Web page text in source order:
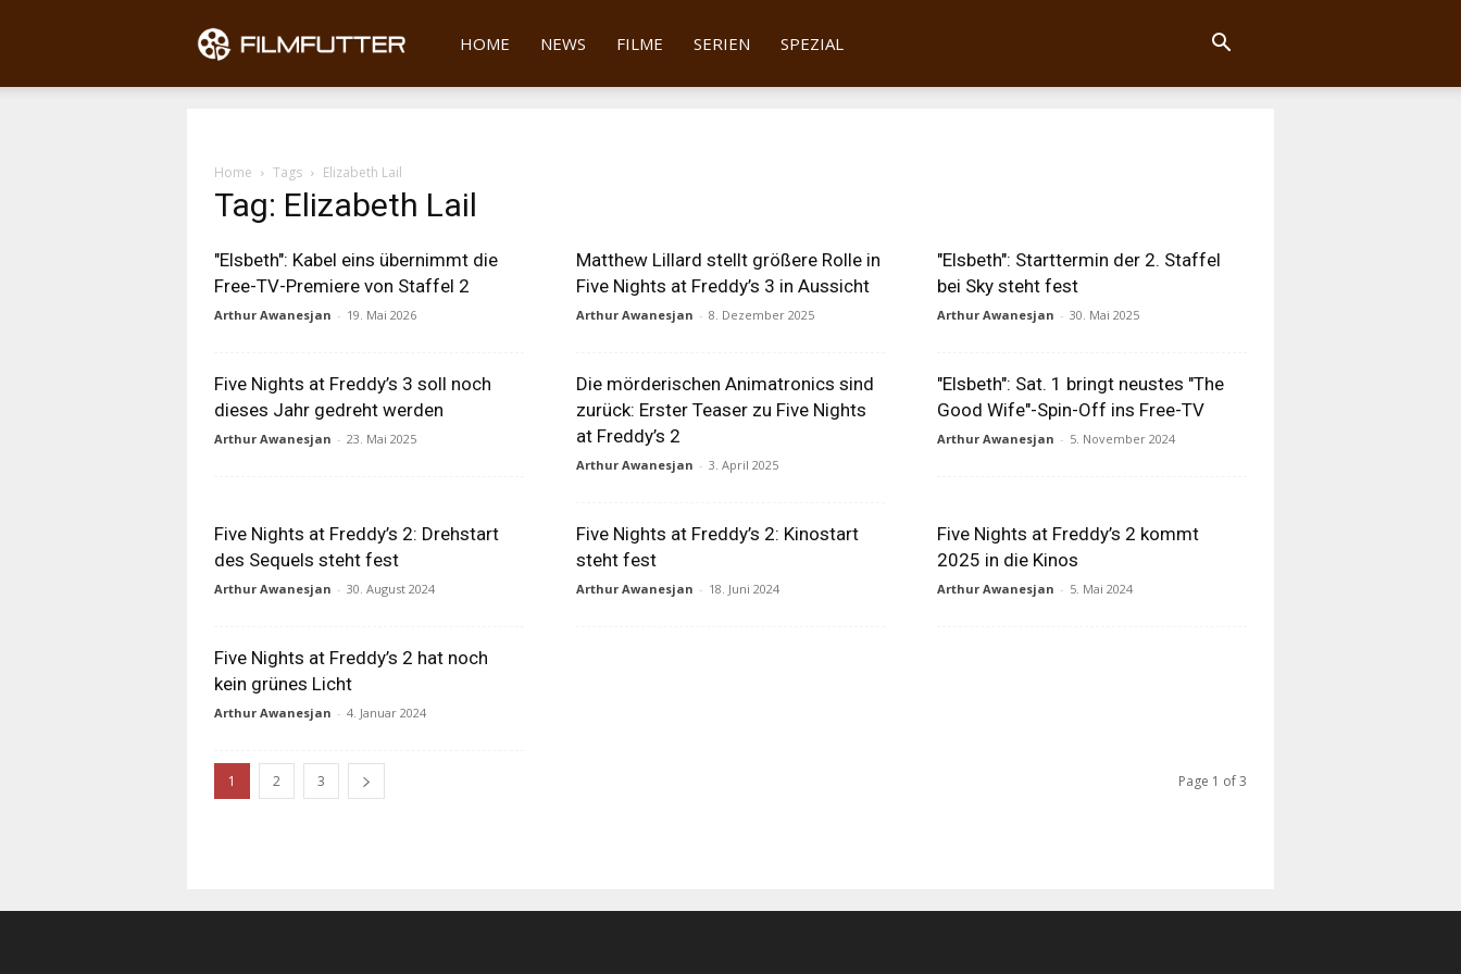
Filmfutter
HOME NEWS FILME SERIEN SPEZIAL
Home Tags Elizabeth Lail
Tag: Elizabeth Lail
"Elsbeth": Kabel eins übernimmt die
Free-TV-Premiere von Staffel 2
Arthur Awanesjan - 19. Mai 2026
Matthew Lillard stellt größere Rolle in
Five Nights at Freddy’s 3 in Aussicht
Arthur Awanesjan - 8. Dezember 2025
"Elsbeth": Starttermin der 2. Staffel
bei Sky steht fest
Arthur Awanesjan - 30. Mai 2025
Five Nights at Freddy’s 3 soll noch
dieses Jahr gedreht werden
Arthur Awanesjan - 23. Mai 2025
Die mörderischen Animatronics sind
zurück: Erster Teaser zu Five Nights
at Freddy’s 2
Arthur Awanesjan - 3. April 2025
"Elsbeth": Sat. 1 bringt neustes "The
Good Wife"-Spin-Off ins Free-TV
Arthur Awanesjan - 5. November 2024
Five Nights at Freddy’s 2: Drehstart
des Sequels steht fest
Arthur Awanesjan - 30. August 2024
Five Nights at Freddy’s 2: Kinostart
steht fest
Arthur Awanesjan - 18. Juni 2024
Five Nights at Freddy’s 2 kommt
2025 in die Kinos
Arthur Awanesjan - 5. Mai 2024
Five Nights at Freddy’s 2 hat noch
kein grünes Licht
Arthur Awanesjan - 4. Januar 2024
1 2 3 Page 1 of 3